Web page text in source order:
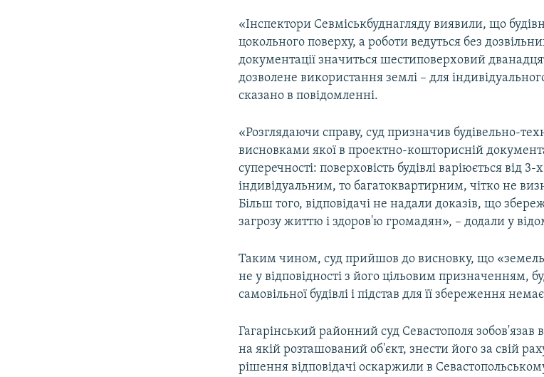
«Інспектори Севміськбуднагляду виявили, що
цокольного поверху, а роботи ведуться без
документації значиться шестиповерховий
дозволене використання землі – для
сказано в повідомленні.
«Розглядаючи справу, суд призначив будівельно-
висновками якої в проектно-кошторисній
суперечності: поверховість будівлі варіюється від
індивідуальним, то багатоквартирним, чітко не
Більш того, відповідачі не надали доказів, що
загрозу життю і здоров'ю громадян», – додали у
Таким чином, суд прийшов до висновку, що
не у відповідності з його цільовим призначенням,
самовільної будівлі і підстав для її збереження
Гагарінський районний суд Севастополя зобов'язав
на якій розташований об'єкт, знести його за свій
рішення відповідачі оскаржили в